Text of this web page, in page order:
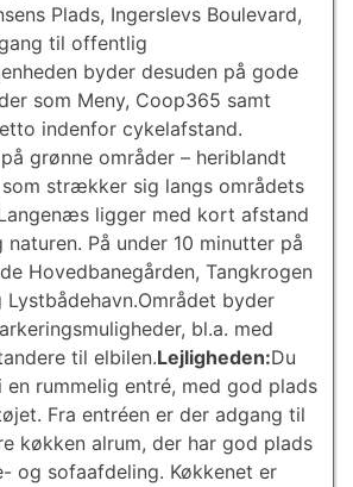
Plads, Ingerslevs Boulevard,
til offentlig
byder desuden på gode
som Meny, Coop365 samt
indenfor cykelafstand.
grønne områder – heriblandt
strækker sig langs områdets
ligger med kort afstand
På under 10 minutter på
Hovedbanegården, Tangkrogen
byder
bl.a. med
til elbilen.Lejligheden:Du
rummelig entré, med god plads
Fra entréen er der adgang til
køkken alrum, der har god plads
og sofaafdeling. Køkkenet er